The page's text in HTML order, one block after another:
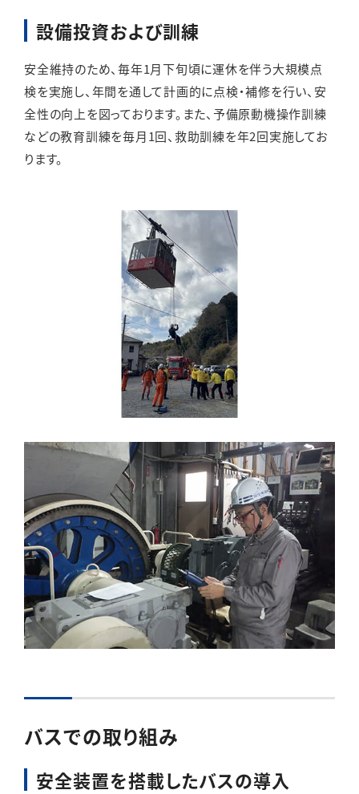
設備投資および訓練
安全維持のため、毎年1月下旬頃に運休を伴う大規模点
検を実施し、年間を通して計画的に点検・補修を行い、安
全性の向上を図っております。また、予備原動機操作訓練
などの教育訓練を毎月1回、救助訓練を年2回実施してお
ります。
バスでの取り組み
安全装置を搭載したバスの導入